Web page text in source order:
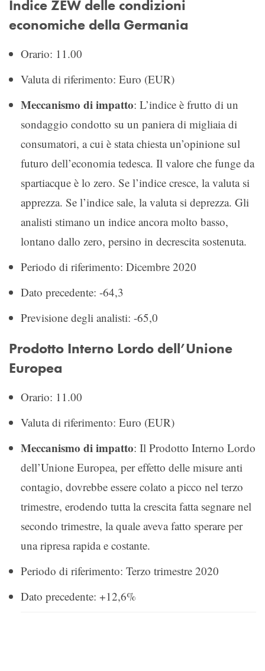
Indice ZEW delle condizioni
economiche della Germania
Orario: 11.00
Valuta di riferimento: Euro (EUR)
Meccanismo di impatto: L’indice è frutto di un
sondaggio condotto su un paniera di migliaia di
consumatori, a cui è stata chiesta un’opinione sul
futuro dell’economia tedesca. Il valore che funge da
spartiacque è lo zero. Se l’indice cresce, la valuta si
apprezza. Se l’indice sale, la valuta si deprezza. Gli
analisti stimano un indice ancora molto basso,
lontano dallo zero, persino in decrescita sostenuta.
Periodo di riferimento: Dicembre 2020
Dato precedente: -64,3
Previsione degli analisti: -65,0
Prodotto Interno Lordo dell’Unione
Europea
Orario: 11.00
Valuta di riferimento: Euro (EUR)
Meccanismo di impatto: Il Prodotto Interno Lordo
dell’Unione Europea, per effetto delle misure anti
contagio, dovrebbe essere colato a picco nel terzo
trimestre, erodendo tutta la crescita fatta segnare nel
secondo trimestre, la quale aveva fatto sperare per
una ripresa rapida e costante.
Periodo di riferimento: Terzo trimestre 2020
Dato precedente: +12,6%